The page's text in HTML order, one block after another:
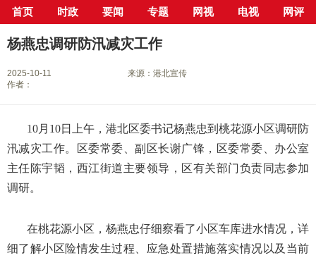
首页 时政 要闻 专题 网视 电视 网评
当前位置： 首页> 新闻中心> 县市区> 港北区> 正文
杨燕忠调研防汛减灾工作
2025-10-11
来源：港北宣传
作者：
10月10日上午，港北区委书记杨燕忠到桃花源小区调研防
汛减灾工作。区委常委、副区长谢广锋，区委常委、办公室
主任陈宇韬，西江街道主要领导，区有关部门负责同志参加
调研。
在桃花源小区，杨燕忠仔细察看了小区车库进水情况，详
细了解小区险情发生过程、应急处置措施落实情况以及当前